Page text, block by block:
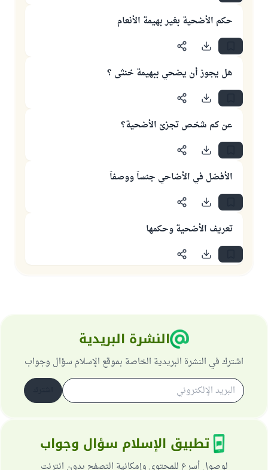
حكم الأضحية بغير بهيمة الأنعام
هل يجوز أن يضحي ببهيمة خنثى ؟
عن كم شخص تجزئ الأضحية؟
الأفضل في الأضاحي جنساً ووصفاً
تعريف الأضحية وحكمها
النشرة البريدية
اشترك في النشرة البريدية الخاصة بموقع الإسلام سؤال وجواب
تطبيق الإسلام سؤال وجواب
لوصول أسرع للمحتوى وإمكانية التصفح بدون انترنت